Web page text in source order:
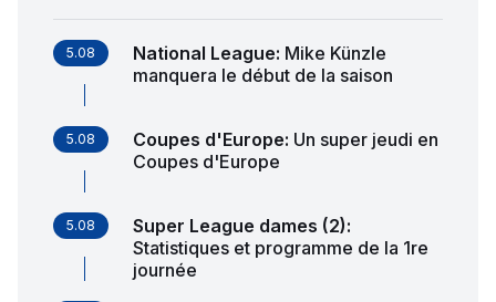
5.08 National League: Mike Künzle
manquera le début de la saison
5.08 Coupes d'Europe: Un super jeudi en
Coupes d'Europe
5.08 Super League dames (2):
Statistiques et programme de la 1re
journée